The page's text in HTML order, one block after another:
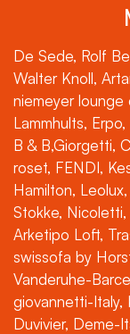
De Sede, Rolf
Walter Knoll,
niemeyer lounge
Lammhults,
B & B,Giorgetti,
roset, FENDI,
Hamilton,
Stokke,
Arketipo Loft,
swissofa by
Vanderuhe-
giovannetti-Italy,
Duvivier, Deme-